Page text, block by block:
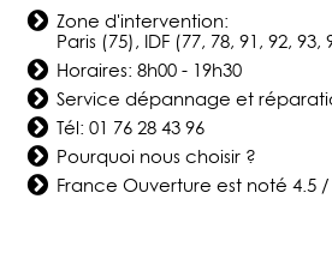
Zone d'intervention:
Paris (75), IDF (77, 78, 91, 92, 93,
Horaires: 8h00 - 19h30
Service dépannage et
Tél:01 76 28 43 96
Pourquoi nous choisir ?
France Ouverture est noté4.5